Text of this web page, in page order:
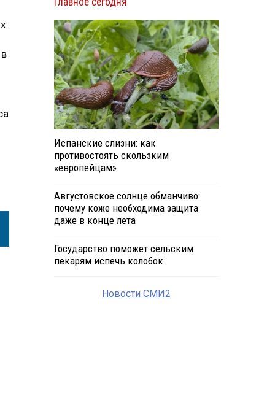
Испанские слизни: как
противостоять скользким
«европейцам»
Августовское солнце обманчиво:
почему коже необходима защита
даже в конце лета
Государство поможет сельским
пекарям испечь колобок
Новости СМИ2